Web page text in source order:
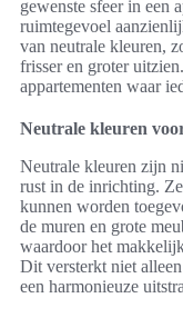
gewenste sfeer in een
ruimtegevoel
van neutrale kleuren,
frisser en groter
appartementen waar
Neutrale kleuren
Neutrale kleuren zijn
rust in de inrichting.
kunnen worden
de muren en grote
waardoor het
Dit versterkt niet
een harmonieuze